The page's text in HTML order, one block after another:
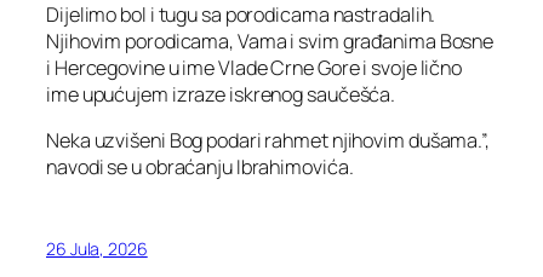
Dijelimo bol i tugu sa porodicama nastradalih.
Njihovim porodicama, Vama i svim građanima Bosne
i Hercegovine u ime Vlade Crne Gore i svoje lično
ime upućujem izraze iskrenog saučešća.
Neka uzvišeni Bog podari rahmet njihovim dušama.”,
navodi se u obraćanju Ibrahimovića.
26 Jula, 2026